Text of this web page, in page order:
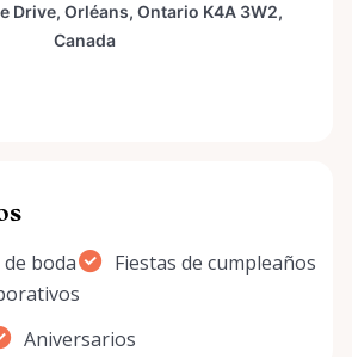
de boda
Fiestas de cumpleaños
Aniversarios